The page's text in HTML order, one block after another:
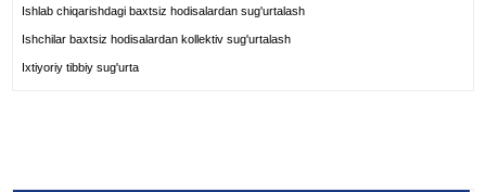
Ishlab chiqarishdagi baxtsiz hodisalardan sug'urtalash
Ishchilar baxtsiz hodisalardan kollektiv sug'urtalash
Ixtiyoriy tibbiy sug'urta